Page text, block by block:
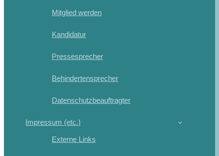
Mitglied werden
Kandidatur
Pressesprecher
Behindertensprecher
Datenschutzbeauftragter
Impressum (etc.)
Externe Links